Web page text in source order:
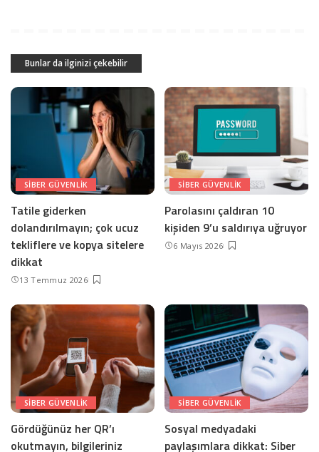
Bunlar da ilginizi çekebilir
SIBER GÜVENLIK
Tatile giderken
dolandırılmayın; çok ucuz
tekliflere ve kopya sitelere
dikkat
13 Temmuz 2026
SIBER GÜVENLIK
Parolasını çaldıran 10
kişiden 9’u saldırıya uğruyor
6 Mayıs 2026
SIBER GÜVENLIK
Gördüğünüz her QR’ı
okutmayın, bilgileriniz
SIBER GÜVENLIK
Sosyal medyadaki
paylaşımlara dikkat: Siber